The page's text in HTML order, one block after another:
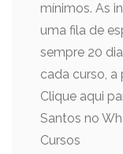
mínimos. As
uma fila de
sempre 20
cada curso, a
Clique aqui
Santos no
Cursos